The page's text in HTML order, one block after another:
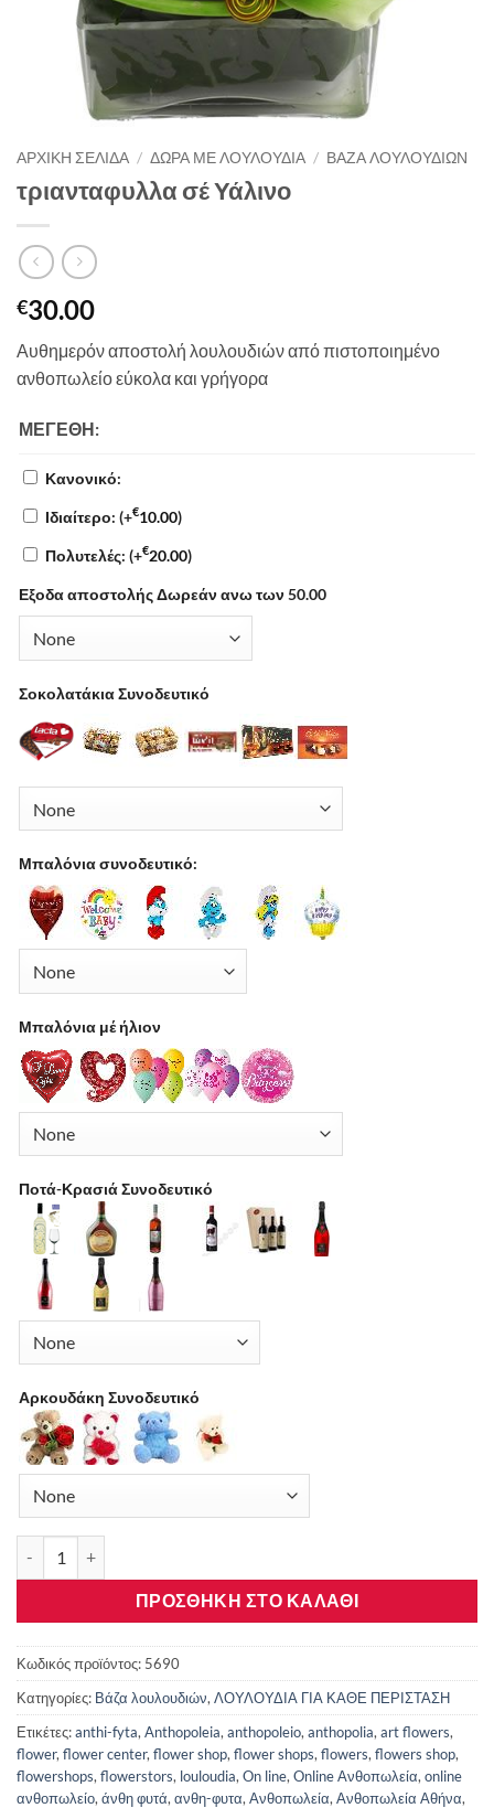
ΑΡΧΙΚΉ ΣΕΛΊΔΑ / ΔΏΡΑ ΜΕ ΛΟΥΛΟΎΔΙΑ / ΒΆΖΑ ΛΟΥΛΟΥΔΙΏΝ
τριανταφυλλα σέ Υάλινο
€30.00
Αυθημερόν αποστολή λουλουδιών από πιστοποιημένο
ανθοπωλείο εύκολα και γρήγορα
ΜΕΓΈΘΗ:
Κανονικό:
Ιδιαίτερο: (+€10.00)
Πολυτελές: (+€20.00)
Εξοδα αποστολής Δωρεάν ανω των 50.00
Σοκολατάκια Συνοδευτικό
Μπαλόνια συνοδευτικό:
Μπαλόνια μέ ήλιον
Ποτά-Κρασιά Συνοδευτικό
Αρκουδάκη Συνοδευτικό
ΠΡΟΣΘΉΚΗ ΣΤΟ ΚΑΛΆΘΙ
Κωδικός προϊόντος: 5690
Κατηγορίες: Βάζα λουλουδιών, ΛΟΥΛΟΥΔΙΑ ΓΙΑ ΚΑΘΕ ΠΕΡΙΣΤΑΣΗ
Ετικέτες:anthi-fyta, Anthopoleia, anthopoleio, anthopolia, art flowers,
flower, flower center, flower shop, flower shops, flowers, flowers shop,
flowershops, flowerstors, louloudia, On line, Online Ανθοπωλεία, online
ανθοπωλείο, άνθη φυτά, ανθη-φυτα, Ανθοπωλεία, Ανθοπωλεία Αθήνα,